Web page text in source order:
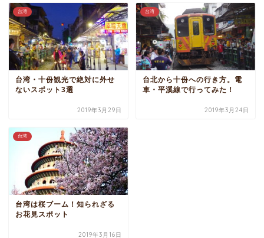
台湾
台湾・十份観光で絶対に外せ
ないスポット3選
2019年3月29日
台湾
台北から十份への行き方。電
車・平溪線で行ってみた！
2019年3月24日
台湾
台湾は桜ブーム！知られざる
お花見スポット
2019年3月16日